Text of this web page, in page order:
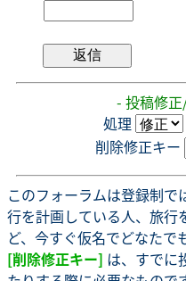
- 投稿修
処理
削除修正キー
このフォーラムは登録制で
行を計画している人、旅行
ど、今すぐ仮名でどなたで
[削除修正キー] は、すでに